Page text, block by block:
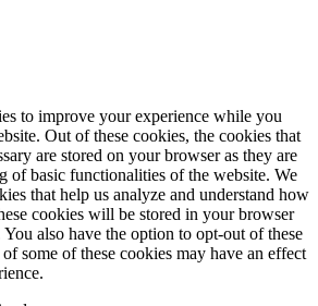
to improve your experience while you
Out of these cookies, the cookies that
are stored on your browser as they are
of basic functionalities of the website. We
that help us analyze and understand how
cookies will be stored in your browser
also have the option to opt-out of these
some of these cookies may have an effect